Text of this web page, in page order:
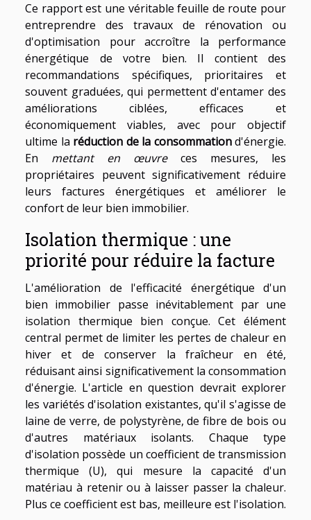
Ce rapport est une véritable feuille de route pour
entreprendre des travaux de rénovation ou
d'optimisation pour accroître la performance
énergétique de votre bien. Il contient des
recommandations spécifiques, prioritaires et
souvent graduées, qui permettent d'entamer des
améliorations ciblées, efficaces et
économiquement viables, avec pour objectif
ultime la réduction de la consommationd'énergie.
En mettant en œuvreces mesures, les
propriétaires peuvent significativement réduire
leurs factures énergétiques et améliorer le
confort de leur bien immobilier.
Isolation thermique : une
priorité pour réduire la facture
L'amélioration de l'efficacité énergétique d'un
bien immobilier passe inévitablement par une
isolation thermique bien conçue. Cet élément
central permet de limiter les pertes de chaleur en
hiver et de conserver la fraîcheur en été,
réduisant ainsi significativement la consommation
d'énergie. L'article en question devrait explorer
les variétés d'isolation existantes, qu'il s'agisse de
laine de verre, de polystyrène, de fibre de bois ou
d'autres matériaux isolants. Chaque type
d'isolation possède un coefficient de transmission
thermique (U), qui mesure la capacité d'un
matériau à retenir ou à laisser passer la chaleur.
Plus ce coefficient est bas, meilleure est l'isolation.